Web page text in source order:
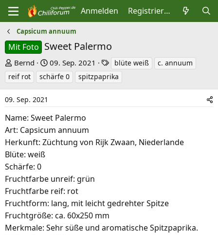
Anmelden Registrieren
Capsicum annuum
Mit Foto Sweet Palermo
E
r
s
e
l
l
e
r
Bernd
E
r
s
e
l
l
t
09. Sep. 2021
c
h
a
o
blüte weiß
c. annuum
reif rot
schärfe 0 spitzpaprika
09. Sep. 2021
Name: Sweet Palermo
Art: Capsicum annuum
Herkunft: Züchtung von Rijk Zwaan, Niederlande
Blüte: weiß
Schärfe: 0
Fruchtfarbe unreif: grün
Fruchtfarbe reif: rot
Fruchtform: lang, mit leicht gedrehter Spitze
Fruchtgröße: ca. 60x250 mm
Merkmale: Sehr süße und aromatische Spitzpaprika.